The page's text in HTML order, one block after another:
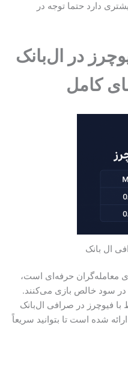
دارد حتما توجه در
در ال‌بانک
ال بانک
معامله‌گران حرفه‌ای است،
در سود خالص بازی می‌کنند.
با فیوچرز در صرافی ال‌بانک
شده است تا بتوانید سریعاً